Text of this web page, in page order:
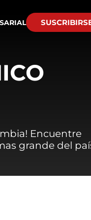
Encuentre
grande del